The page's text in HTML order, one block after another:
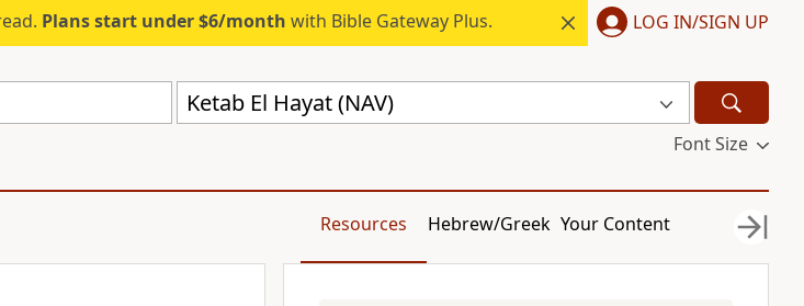
Plans start under $6/month with Bible Gateway Plus. LOG IN/SIGN UP
Ketab El Hayat (NAV)
Font Size
Resources Hebrew/Greek Your Content